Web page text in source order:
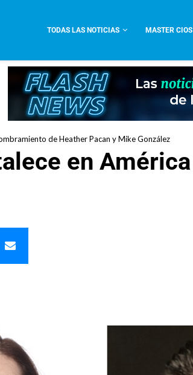
TODAS LAS NOTICIAS MASTER CIOS
de Heather Pacan y Mike González
en